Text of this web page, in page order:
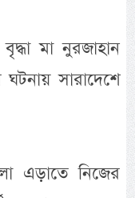
মা নুরজাহান
সারাদেশে
এড়াতে নিজের